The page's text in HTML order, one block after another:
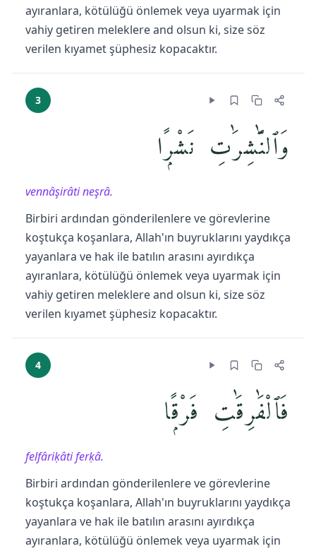
ayıranlara, kötülüğü önlemek veya uyarmak için
vahiy getiren meleklere and olsun ki, size söz
verilen kıyamet şüphesiz kopacaktır.
3
وَٱلنَّٰشِرَٰتِ نَشْرًۭا
vennâşirâti neşrâ.
Birbiri ardından gönderilenlere ve görevlerine
koştukça koşanlara, Allah'ın buyruklarını yaydıkça
yayanlara ve hak ile batılın arasını ayırdıkça
ayıranlara, kötülüğü önlemek veya uyarmak için
vahiy getiren meleklere and olsun ki, size söz
verilen kıyamet şüphesiz kopacaktır.
4
فَٱلْفَٰرِقَٰتِ فَرْقًۭا
felfâriḳâti ferḳâ.
Birbiri ardından gönderilenlere ve görevlerine
koştukça koşanlara, Allah'ın buyruklarını yaydıkça
yayanlara ve hak ile batılın arasını ayırdıkça
ayıranlara, kötülüğü önlemek veya uyarmak için